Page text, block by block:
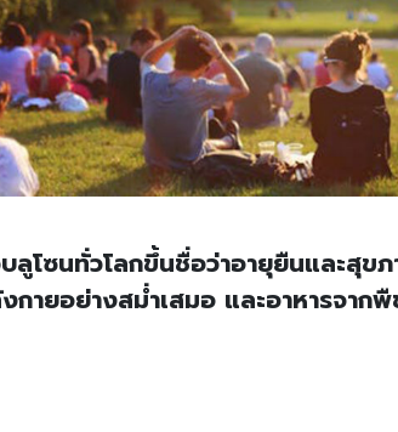
ลูโซนทั่วโลกขึ้นชื่อว่าอายุยืนและสุ
กายอย่างสม่ำเสมอ และอาหารจา